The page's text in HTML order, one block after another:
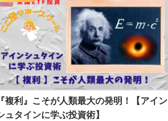
『複利』こそが人類最大の発明！【アイン
ュタインに学ぶ投資術】